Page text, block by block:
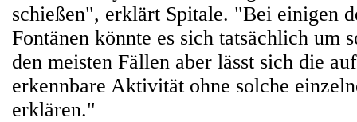
schießen", erklärt Spitale. "Bei einigen
Fontänen könnte es sich tatsächlich um
den meisten Fällen aber lässt sich die
erkennbare Aktivität ohne solche
erklären."